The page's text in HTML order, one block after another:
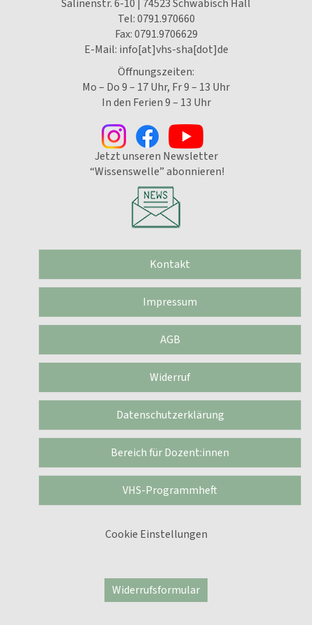
Salinenstr. 6-10 | 74523 Schwäbisch Hall
Tel:0791.970660
Fax: 0791.9706629
E-Mail: info[at]vhs-sha[dot]de
Öffnungszeiten:
Mo – Do 9 – 17 Uhr, Fr 9 – 13 Uhr
In den Ferien 9 – 13 Uhr
Jetzt unseren Newsletter
“Wissenswelle” abonnieren!
Kontakt
Impressum
AGB
Widerruf
Datenschutzerklärung
Bereich für Dozent:innen
VHS-Programmheft
Cookie Einstellungen
Widerrufsformular